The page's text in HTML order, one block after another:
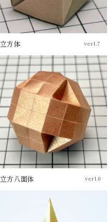
チュートリアル
立方体 ver1.7
立方八面体 ver1.0